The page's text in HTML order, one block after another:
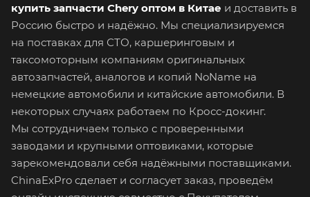
купить запчасти Chery оптом в Китае и доставить в
Россию быстро и надёжно. Мы специализируемся
на поставках для СТО, каршеринговым и
таксомоторным компаниям оригинальных
автозапчастей, аналогов и копий NoName на
немецкие автомобили и китайские автомобили. В
некоторых случаях работаем по Кросс-докинг.
Мы сотрудничаем только с проверенными
заводами и крупными оптовиками, которые
зарекомендовали себя надёжными поставщиками.
ChinaExPro сделает и согласует заказ, проведём